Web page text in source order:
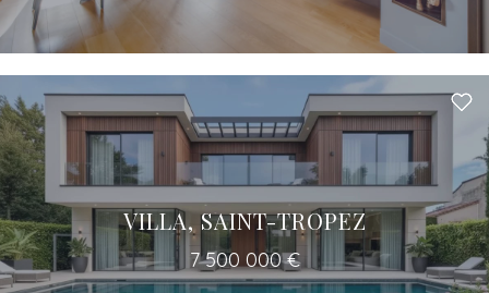
VILLA, SAINT-TROPEZ
7 500 000 €